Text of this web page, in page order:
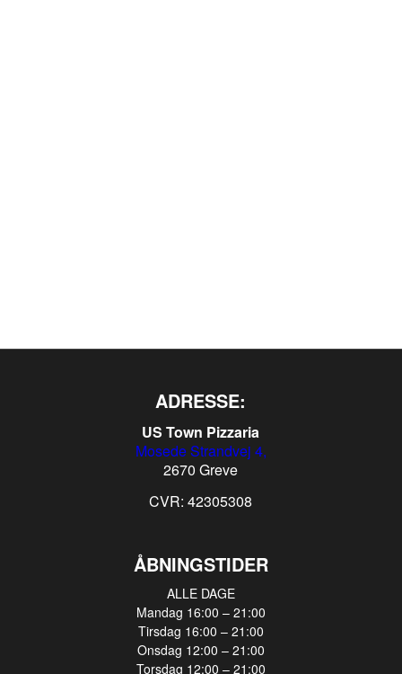
ADRESSE:
US Town Pizzaria
Mosede Strandvej 4,
2670 Greve
CVR: 42305308
ÅBNINGSTIDER
ALLE DAGE
Mandag 16:00 – 21:00
Tirsdag 16:00 – 21:00
Onsdag 12:00 – 21:00
Torsdag 12:00 – 21:00